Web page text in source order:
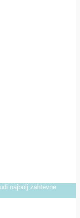
najbolj zahtevne